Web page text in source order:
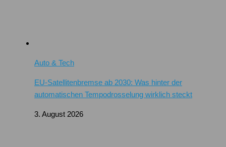
Auto & Tech
EU-Satellitenbremse ab 2030: Was hinter der
automatischen Tempodrosselung wirklich steckt
3. August 2026